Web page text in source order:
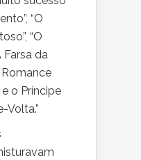
“O
“O
Farsa da
Romance
e o Príncipe
Volta.”